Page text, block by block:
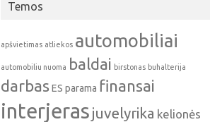
Temos
apšvietimas atliekos automobiliai
automobiliu nuoma baldai birstonas buhalterija
darbas ES parama finansai
interjeras juvelyrika kelionės